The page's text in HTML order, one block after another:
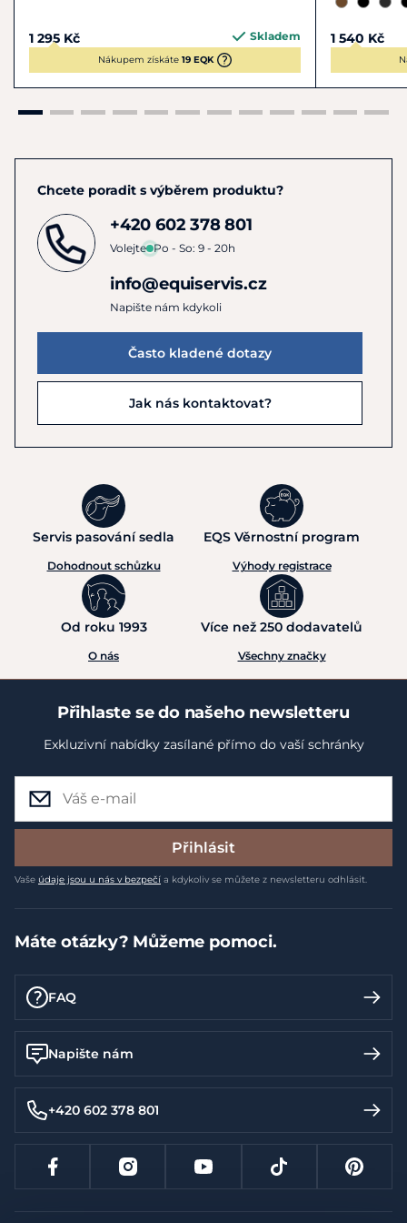
1 295 Kč Skladem
Nákupem získáte 19 EQK
1 540 Kč
Chcete poradit s výběrem produktu?
+420 602 378 801
Volejte Po - So: 9 - 20h
info@equiservis.cz
Napište nám kdykoli
Často kladené dotazy
Jak nás kontaktovat?
Servis pasování sedla
Dohodnout schůzku
EQS Věrnostní program
Výhody registrace
Od roku 1993
O nás
Více než 250 dodavatelů
Všechny značky
Přihlaste se do našeho newsletteru
Exkluzivní nabídky zasílané přímo do vaší schránky
Přihlásit
Vaše údaje jsou u nás v bezpečí a kdykoliv se můžete z newsletteru odhlásit.
Máte otázky? Můžeme pomoci.
FAQ
Napište nám
+420 602 378 801